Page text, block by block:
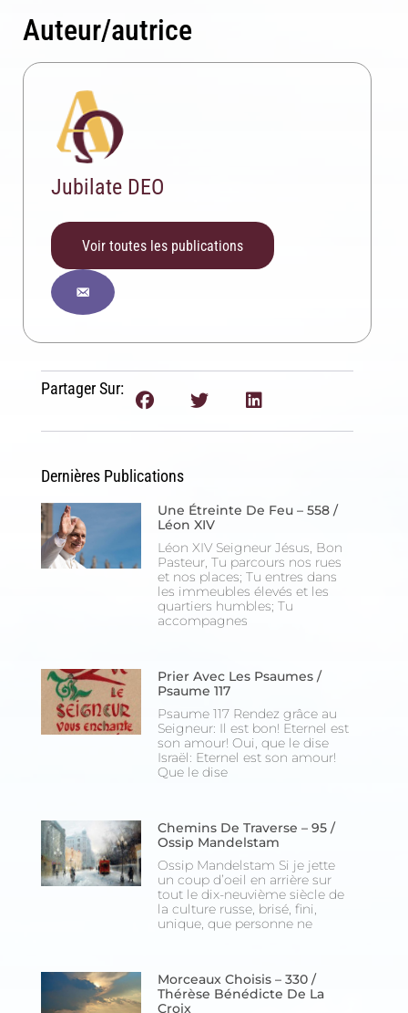
Auteur/autrice
Jubilate DEO
Voir toutes les publications
Partager Sur:
Dernières Publications
Une Étreinte De Feu – 558 /
Léon XIV
Léon XIV Seigneur Jésus, Bon
Pasteur, Tu parcours nos rues
et nos places; Tu entres dans
les immeubles élevés et les
quartiers humbles; Tu
accompagnes
Prier Avec Les Psaumes /
Psaume 117
Psaume 117 Rendez grâce au
Seigneur: Il est bon! Eternel est
son amour! Oui, que le dise
Israël: Eternel est son amour!
Que le dise
Chemins De Traverse – 95 /
Ossip Mandelstam
Ossip Mandelstam Si je jette
un coup d’oeil en arrière sur
tout le dix-neuvième siècle de
la culture russe, brisé, fini,
unique, que personne ne
Morceaux Choisis – 330 /
Thérèse Bénédicte De La
Croix
Inscription News Letter
Si vous souhaitez recevoir nos dernières actualités,
veuillez indiquer ci-dessous votre adresse mail.
S'inscrire